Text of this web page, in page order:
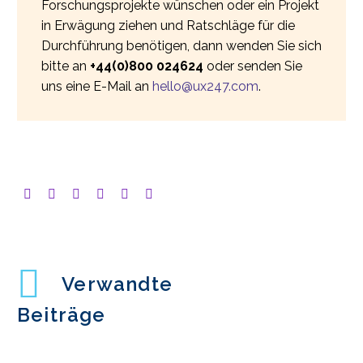
Forschungsprojekte wünschen oder ein Projekt
in Erwägung ziehen und Ratschläge für die
Durchführung benötigen, dann wenden Sie sich
bitte an +44(0)800 024624 oder senden Sie
uns eine E-Mail an hello@ux247.com.
Verwandte
Beiträge